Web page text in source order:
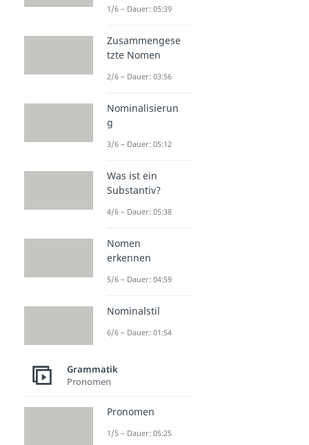
1/6 – Dauer: 05:39
Zusammengese
tzte Nomen
2/6 – Dauer: 03:56
Nominalisierun
g
3/6 – Dauer: 05:12
Was ist ein
Substantiv?
4/6 – Dauer: 05:38
Nomen
erkennen
5/6 – Dauer: 04:59
Nominalstil
6/6 – Dauer: 01:54
Grammatik
Pronomen
Pronomen
1/5 – Dauer: 05:25